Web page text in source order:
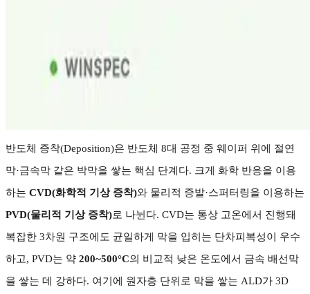
반도체 증착(Deposition)은 반도체 8대 공정 중 웨이퍼 위에 절연
막·금속막 같은 박막을 쌓는 핵심 단계다. 크게 화학 반응을 이용
하는 CVD(화학적 기상 증착)와 물리적 증발·스퍼터링을 이용하는
PVD(물리적 기상 증착)로 나뉜다. CVD는 통상 고온에서 진행돼
복잡한 3차원 구조에도 균일하게 막을 입히는 단차피복성이 우수
하고, PVD는 약 200~500°C의 비교적 낮은 온도에서 금속 배선막
을 쌓는 데 강하다. 여기에 원자층 단위로 막을 쌓는 ALD가 3D